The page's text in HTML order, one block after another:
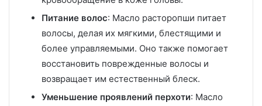
Питание волос: Масло расторопши питает
волосы, делая их мягкими, блестящими и
более управляемыми. Оно также помогает
восстановить поврежденные волосы и
возвращает им естественный блеск.
Уменьшение проявлений перхоти: Масло